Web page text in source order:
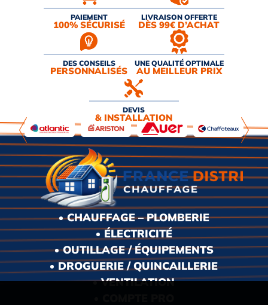
PAIEMENT
100% SÉCURISÉ
LIVRAISON OFFERTE
DÈS 99€ D’ACHAT
DES CONSEILS
PERSONNALISÉS
UNE QUALITÉ OPTIMALE
AU MEILLEUR PRIX
DEVIS
& INSTALLATION
CHAUFFAGE – PLOMBERIE
ÉLECTRICITÉ
OUTILLAGE / ÉQUIPEMENTS
DROGUERIE / QUINCAILLERIE
VENTILATION